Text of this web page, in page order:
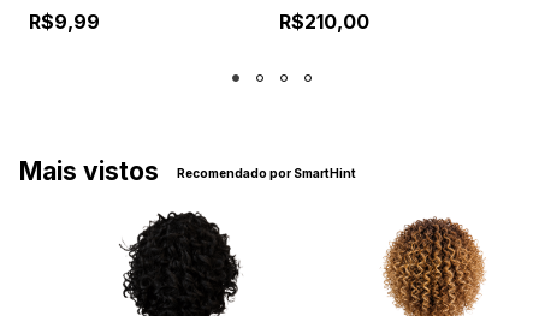
Ondulados e Perucas
R$9,99 R$210,00
Mais vistos Recomendado por SmartHint